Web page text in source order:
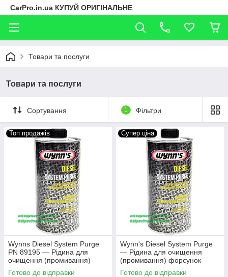
CarPro.in.ua КУПУЙ ОРИГІНАЛЬНЕ
Товари та послуги
Товари та послуги
Сортування 1 Фільтри
Топ продажів
Wynns Diesel System Purge
PN 89195 — Рідина для
очищення (промивання)
форсунок дизельа ВІНС 1 л
Готово до відправки
Супер ціна
Wynn's Diesel System Purge
— Рідина для очищення
(промивання) форсунок
дизеля PN 89195
Готово до відправки